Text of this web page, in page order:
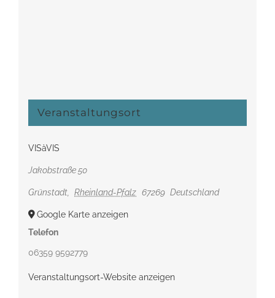
Veranstaltungsort
VISàVIS
Jakobstraße 50
Grünstadt, Rheinland-Pfalz 67269 Deutschland
Google Karte anzeigen
Telefon
06359 9592779
Veranstaltungsort-Website anzeigen